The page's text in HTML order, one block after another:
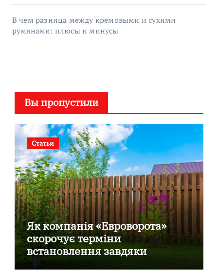
В чем разница между кремовыми и сухими
румянами: плюсы и минусы
Вы пропустили
Статьи
Як компанія «Евроворота»
скорочує терміни
встановлення завдяки
готовим секційним воротам